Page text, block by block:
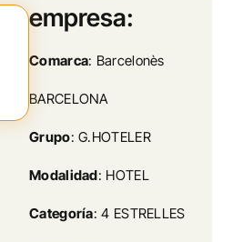
empresa:
Comarca: Barcelonès
BARCELONA
Grupo: G.HOTELER
Modalidad: HOTEL
Categoría: 4 ESTRELLES